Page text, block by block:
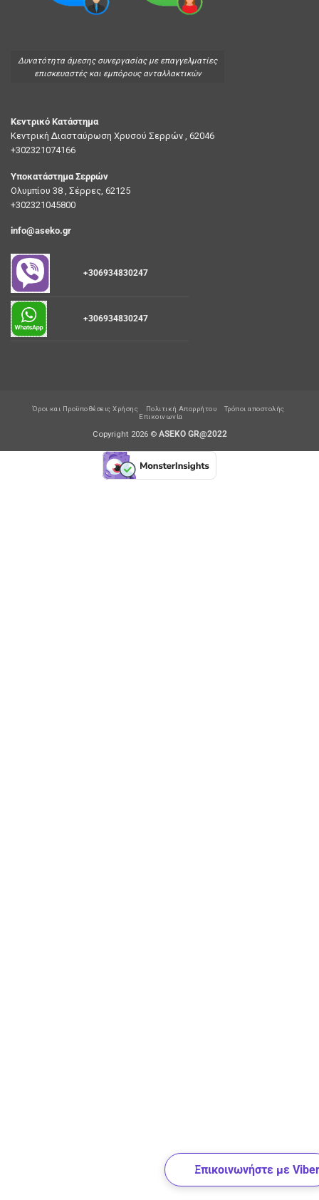
Δυνατότητα άμεσης συνεργασίας με επαγγελματίες
επισκευαστές και εμπόρους ανταλλακτικών
Κεντρικό Κατάστημα
Κεντρική Διασταύρωση Χρυσού Σερρών , 62046
+302321074166
Υποκατάστημα Σερρών
Ολυμπίου 38 , Σέρρες, 62125
+302321045800
info@aseko.gr
+306934830247
+306934830247
Όροι και Προϋποθέσεις Χρήσης Πολιτική Απορρήτου
Τρόποι αποστολής
Επικοινωνία
Copyright 2026 © ASEKO GR@2022
Επικοινωνήστε με Viber